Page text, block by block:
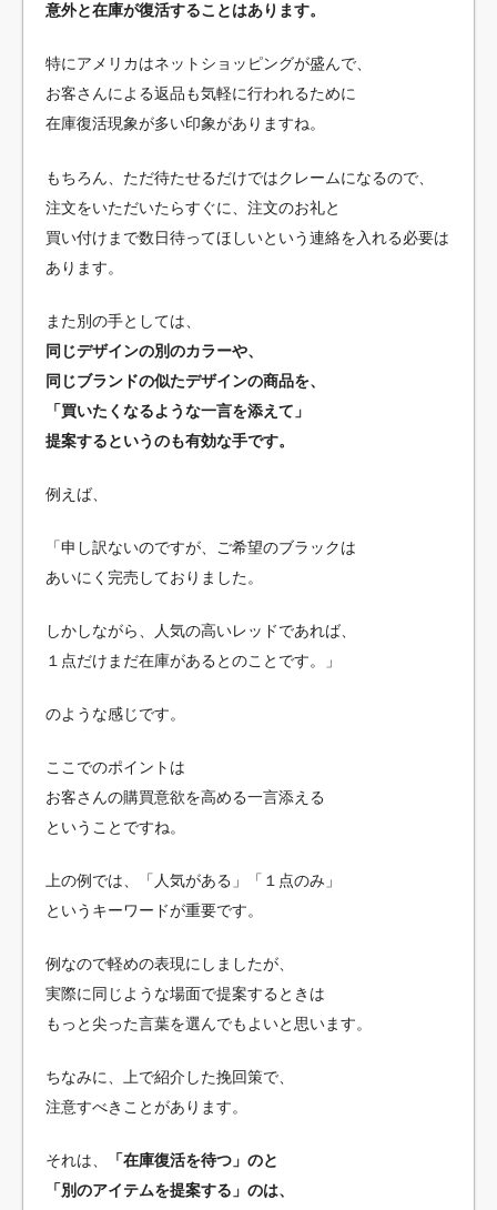
意外と在庫が復活することはあります。
特にアメリカはネットショッピングが盛んで、
お客さんによる返品も気軽に行われるために
在庫復活現象が多い印象がありますね。
もちろん、ただ待たせるだけではクレームになるので、
注文をいただいたらすぐに、注文のお礼と
買い付けまで数日待ってほしいという連絡を入れる必要は
あります。
また別の手としては、
同じデザインの別のカラーや、
同じブランドの似たデザインの商品を、
「買いたくなるような一言を添えて」
提案するというのも有効な手です。
例えば、
「申し訳ないのですが、ご希望のブラックは
あいにく完売しておりました。
しかしながら、人気の高いレッドであれば、
１点だけまだ在庫があるとのことです。」
のような感じです。
ここでのポイントは
お客さんの購買意欲を高める一言添える
ということですね。
上の例では、「人気がある」「１点のみ」
というキーワードが重要です。
例なので軽めの表現にしましたが、
実際に同じような場面で提案するときは
もっと尖った言葉を選んでもよいと思います。
ちなみに、上で紹介した挽回策で、
注意すべきことがあります。
それは、
「在庫復活を待つ」のと
「別のアイテムを提案する」のは、